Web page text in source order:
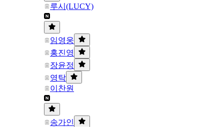
루시(LUCY)
임영웅
홍진영
장윤정
영탁
이찬원
송가인